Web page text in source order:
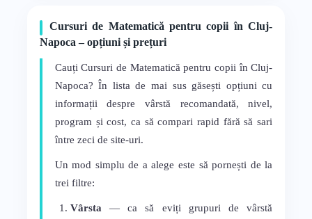
Cursuri de Matematică pentru copii în Cluj-
Napoca – opțiuni și prețuri
Cauți Cursuri de Matematică pentru copii în Cluj-
Napoca? În lista de mai sus găsești opțiuni cu
informații despre vârstă recomandată, nivel,
program și cost, ca să compari rapid fără să sari
între zeci de site-uri.
Un mod simplu de a alege este să pornești de la
trei filtre:
Vârsta — ca să eviți grupuri de vârstă